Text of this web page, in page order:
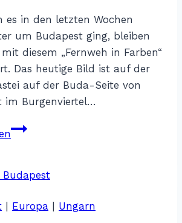
es in den letzten Wochen
um Budapest ging, bleiben
diesem „Fernweh in Farben“
Das heutige Bild ist auf der
auf der Buda-Seite von
im Burgenviertel…
Fernweh
–
Budapest
Europa Ungarn